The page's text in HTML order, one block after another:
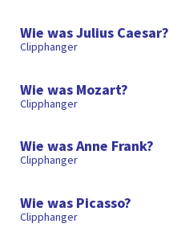
Wie was Julius Caesar?
Clipphanger
Wie was Mozart?
Clipphanger
Wie was Anne Frank?
Clipphanger
Wie was Picasso?
Clipphanger